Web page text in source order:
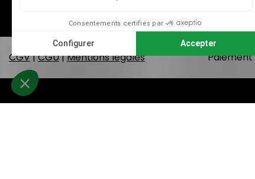
CGV|CGU|Mentions légales Paiement